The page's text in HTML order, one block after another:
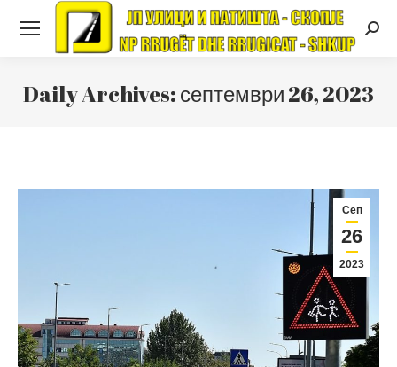
Daily Archives:септември 26, 2023
Сеп
26
2023